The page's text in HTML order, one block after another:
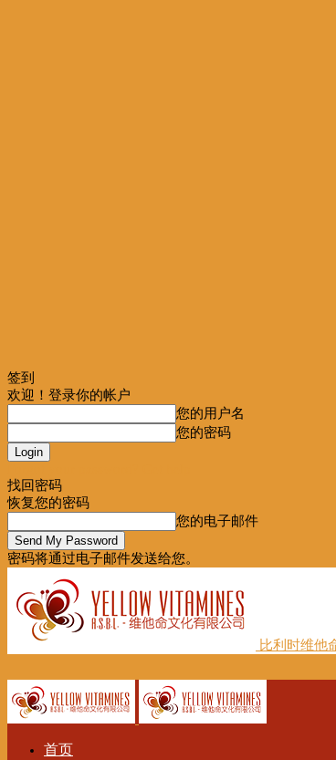
签到
欢迎！登录你的帐户
您的用户名
您的密码
找回密码
恢复您的密码
您的电子邮件
密码将通过电子邮件发送给您。
比利时维他
首页